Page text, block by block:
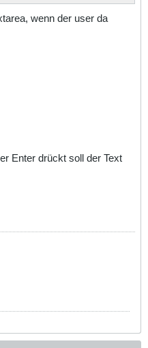
wenn der user da
Enter drückt soll der Text